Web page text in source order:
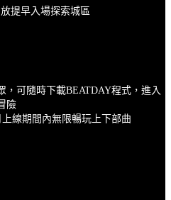
提早入場探索城區
，可隨時下載BEATDAY程式，進入
險
線期間內無限暢玩上下部曲